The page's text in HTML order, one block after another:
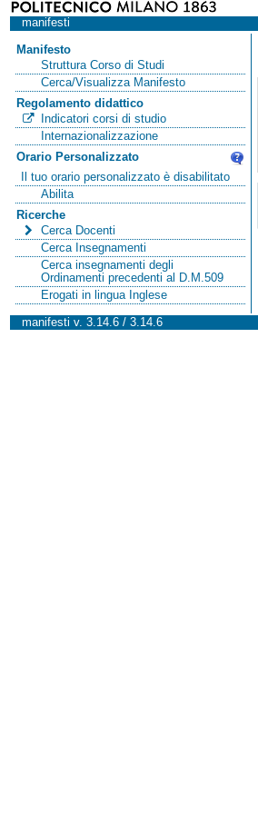
manifesti
Manifesto
Struttura Corso di Studi
Cerca/Visualizza Manifesto
Regolamento didattico
Indicatori corsi di studio
Internazionalizzazione
Orario Personalizzato
Il tuo orario personalizzato è disabilitato
Abilita
Ricerche
Cerca Docenti
Cerca Insegnamenti
Cerca insegnamenti degli
Ordinamenti precedenti al D.M.509
Erogati in lingua Inglese
manifesti v. 3.14.6 / 3.14.6